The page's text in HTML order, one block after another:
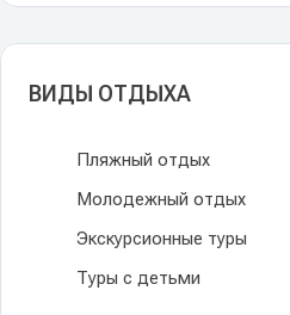
ВИДЫ ОТДЫХА
Пляжный отдых
Молодежный отдых
Экскурсионные туры
Туры с детьми